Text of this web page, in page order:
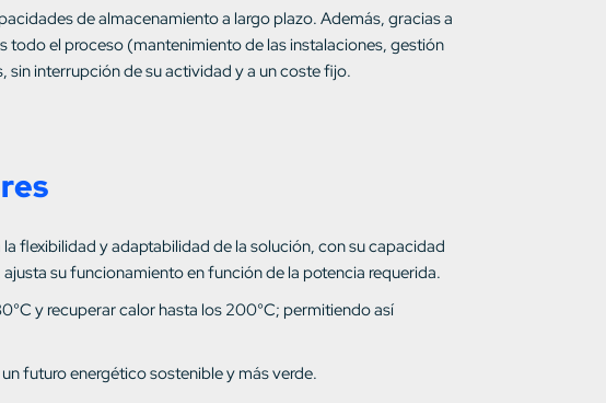
de almacenamiento a largo plazo. Además, gracias a
todo el proceso (mantenimiento de las instalaciones, gestión
interrupción de su actividad y a un coste fijo.
flexibilidad y adaptabilidad de la solución, con su capacidad
su funcionamiento en función de la potencia requerida.
y recuperar calor hasta los 200°C; permitiendo así
futuro energético sostenible y más verde.